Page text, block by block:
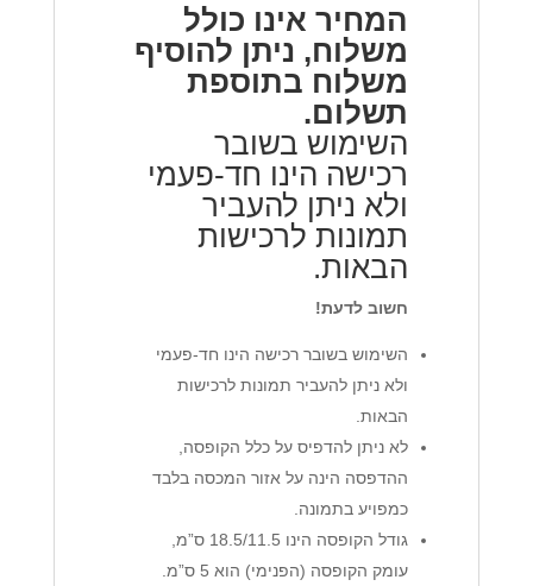
המחיר אינו כולל
משלוח, ניתן להוסיף
משלוח בתוספת
תשלום.
השימוש בשובר
רכישה הינו חד-פעמי
ולא ניתן להעביר
תמונות לרכישות
הבאות.
חשוב לדעת!
השימוש בשובר רכישה הינו חד-פעמי
ולא ניתן להעביר תמונות לרכישות
הבאות.
לא ניתן להדפיס על כלל הקופסה,
ההדפסה הינה על אזור המכסה בלבד
כמפויע בתמונה.
גודל הקופסה הינו 18.5/11.5 ס”מ,
עומק הקופסה (הפנימי) הוא 5 ס”מ.